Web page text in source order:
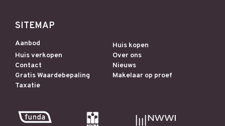
SITEMAP
Aanbod
Huis kopen
Huis verkopen
Over ons
Contact
Nieuws
Gratis Waardebepaling
Makelaar op proef
Taxatie